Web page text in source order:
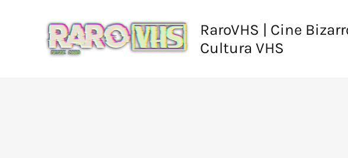
RaroVHS | Cine
Cultura VHS